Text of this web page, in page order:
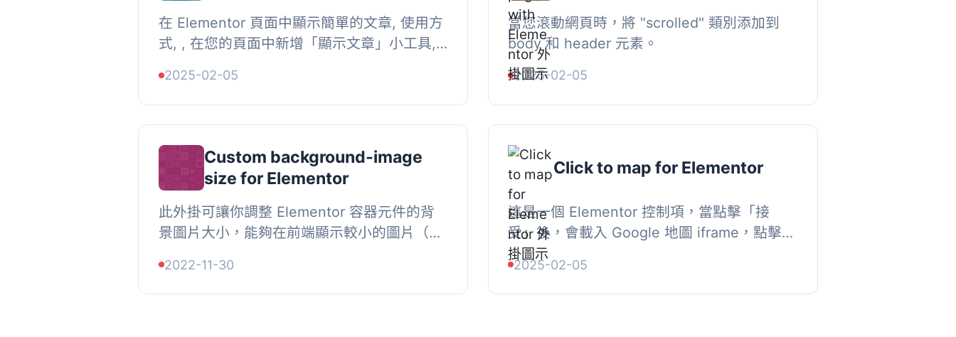
在 Elementor 頁面中顯示簡單的文章, 使用方
式, , 在您的頁面中新增「顯示文章」小工具,
2025-02-05
當您滾動網頁時，將 "scrolled" 類別添加到
body 和 header 元素。
2025-02-05
Custom background-image
size for Elementor
此外掛可讓你調整 Elementor 容器元件的背
景圖片大小，能夠在前端顯示較小的圖片（但
* 新增容器, * 設置背景圖片...
2022-11-30
Click to map for Elementor
這是一個 Elementor 控制項，當點擊「接
受」後，會載入 Google 地圖 iframe，點擊之
前不會載入任何外部資料。
2025-02-05